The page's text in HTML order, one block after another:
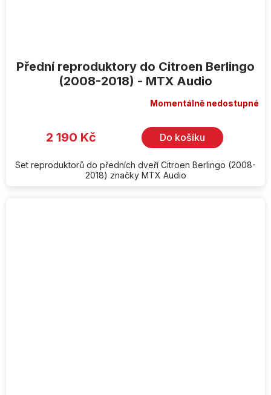
Přední reproduktory do Citroen Berlingo
(2008-2018) - MTX Audio
Momentálně nedostupné
2 190 Kč Do košíku
Set reproduktorů do předních dveří Citroen Berlingo (2008-
2018) značky MTX Audio